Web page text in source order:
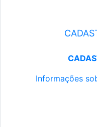
Informações